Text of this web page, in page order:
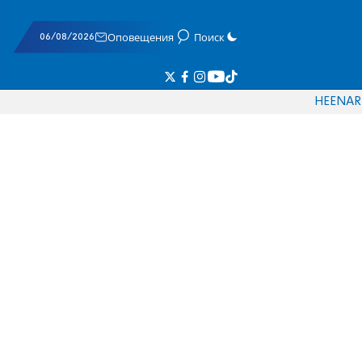
06/08/2026 Оповещения Поиск
HEENAR